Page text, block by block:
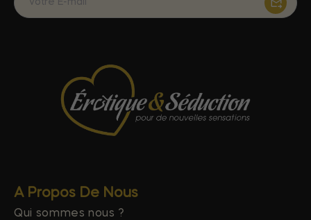
A Propos De Nous
Qui sommes nous ?